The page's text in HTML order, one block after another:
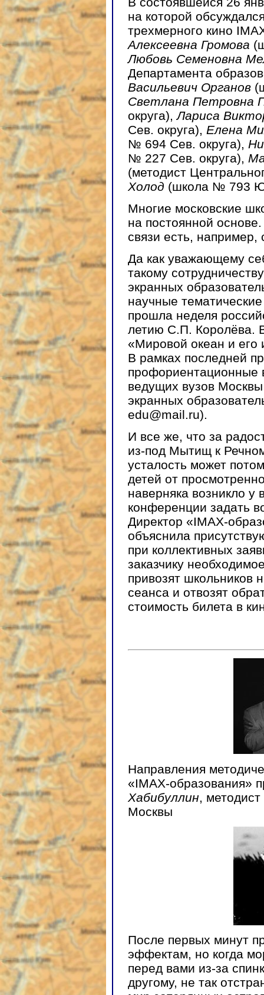
на которой
трехмерного кино
Алексеевна Громова
Любовь Семеновна
Департамента
Васильевич Органов
Светлана Петровна
округа), Лариса
Сев. округа), Елена
№ 694 Сев. округа),
№ 227 Сев. округа),
(методист
Холод (школа № 793
Многие московские
на постоянной
связи есть,
Да как уважающему
такому
экранных
научные
прошла неделя
летию С.П. Королёва.
«Мировой океан и его
В рамках последней
профориентационные
ведущих вузов
экранных
edu@mail.ru).
И все же, что за
из-под Мытищ к
усталость может
детей от
наверняка возникло
конференции задать
Директор «IMAX-
объяснила
при коллективных
заказчику
привозят школьников
сеанса и отвозят
стоимость билета в
Направления
«IMAX-образования»
Хабибуллин ,
Москвы
После первых минут
эффектам, но когда
перед вами из-за
другому, не так